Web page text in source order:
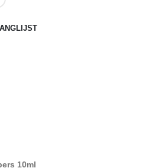
10ml